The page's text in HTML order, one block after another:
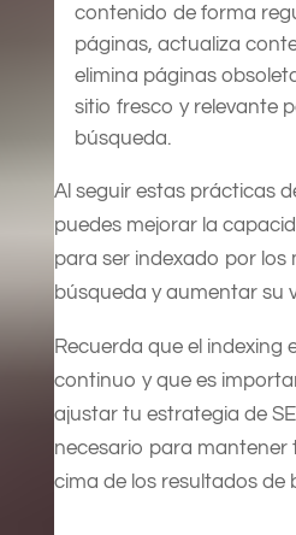
contenido de forma
páginas, actualiza
elimina páginas
sitio fresco y relevante
búsqueda.
Al seguir estas prácticas
puedes mejorar la
para ser indexado por los
búsqueda y aumentar su
Recuerda que el indexing
continuo y que es
ajustar tu estrategia de
necesario para mantener
cima de los resultados de